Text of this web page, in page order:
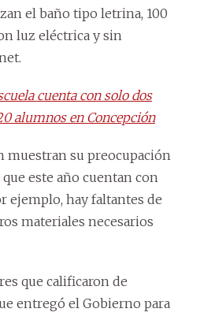
el baño tipo letrina, 100
luz eléctrica y sin
cuenta con solo dos
alumnos en Concepción
muestran su preocupación
este año cuentan con
ejemplo, hay faltantes de
materiales necesarios
que calificaron de
entregó el Gobierno para